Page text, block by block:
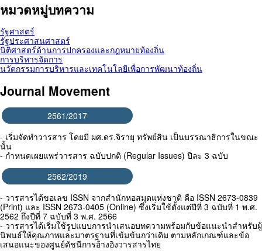
หมวดหมู่บทความ
รัฐศาสตร์
รัฐประศาสนศาสตร์
นิติศาสตร์ด้านการปกครองและกฎหมายท้องถิ่น
การบริหารจัดการ
นวัตกรรมการบริหารและเทคโนโลยีเพื่อการพัฒนาท้องถิ่น
Journal Movement
2561/2017
- เริ่มจัดทำวารสาร โดยมี ผศ.ดร.จิรายุ ทรัพย์สิน เป็นบรรณาธิการในขณะ
นั้น
- กำหนดเผยแพร่วารสาร ฉบับปกติ (Regular Issues) ปีละ 3 ฉบับ
2562/2019
- วารสารได้ขอเลข ISSN จากสำนักหอสมุดแห่งชาติ คือ ISSN 2673-0839
(Print) และ ISSN 2673-0405 (Online) ซึ่งเริ่มใช้ตั้งแต่ปีที่ 3 ฉบับที่ 1 พ.ศ.
2562 ถึงปีที่ 7 ฉบับที่ 3 พ.ศ. 2566
- วารสารได้เริ่มใช้รูปแบบการนำเสนอบทความพร้อมกับข้อแนะนำสำหรับผู้
นิพนธ์ให้คุณภาพและมาตรฐานที่เข้มข้นกว่าเดิม ตามหลักเกณฑ์และข้อ
เสนอแนะของศูนย์ดัชนีการอ้างอิงวารสารไทย